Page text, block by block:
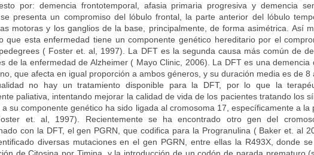
por: demencia frontotemporal, afasia primaria progresiva y demencia
presenta un compromiso del lóbulo frontal, la parte anterior del lóbulo
motoras y los ganglios de la base, principalmente, de forma asimétrica. Así
que esta enfermedad tiene un componente genético hereditario por el
( Foster et. al, 1997). La DFT es la segunda causa más común de
de la enfermedad de Alzheimer ( Mayo Clinic, 2006). La DFT es una demencia
que afecta en igual proporción a ambos géneros, y su duración media es de 8
no hay un tratamiento disponible para la DFT, por lo que la
paliativa, intentando mejorar la calidad de vida de los pacientes tratando los
a su componente genético ha sido ligada al cromosoma 17, específicamente a la
et. al, 1997). Recientemente se ha encontrado otro gen del
con la DFT, el gen PGRN, que codifica para la Progranulina ( Baker et. al
diversas mutaciones en el gen PGRN, entre ellas la R493X, donde